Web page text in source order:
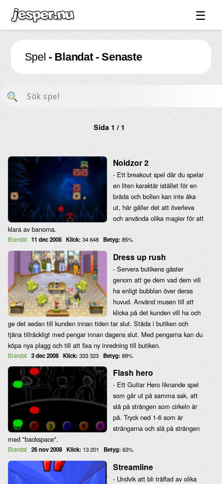
☰
Spel ↓
Bilder ↓
Forum ↓
Länkar
Spel - Blandat - Senaste
Sida 1 / 1
Noidzor 2
- Ett breakout spel där du spelar
en liten karaktär istället för en
bräda och bollen kan inte åka
ut, här gäller det att överleva
och använda olika magier för att
klara av banorna.
Blandat 11 dec 2008 Klick: 34 648 Betyg: 85%
Dress up rush
- Servera butikens gäster
genom att ge dem vad dem vill
ha enligt bubblan över deras
huvud. Använd musen till att
klicka på det kunden vill ha och
ge det sedan till kunden innan tiden tar slut. Städa i butiken och
tjäna tillräckligt med pengar innan dagens slut. Med pengarna kan du
köpa nya plagg och till att fixa ny inredning till butiken.
Blandat 3 dec 2008 Klick: 333 323 Betyg: 89%
Flash hero
- Ett Guitar Hero liknande spel
som går ut på samma sak, att
slå på strängen som cirkeln är
på. Tryck ned 1-6 som är
strängarna och slå på strängen
med "backspace".
Blandat 26 nov 2008 Klick: 13 201 Betyg: 63%
Streamline
- Undvik att bli träffad av olika